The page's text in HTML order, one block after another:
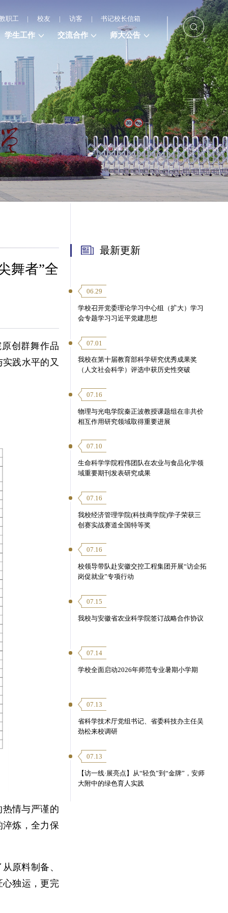
职工 | 校友 | 访客 | 书记校长信箱
学生工作 交流合作 师大公告
舞者”全
创群舞作品
践水平的又
情与严谨的
炼，全力保
原料制备、
独运，更完
最新更新
06.29
学校召开党委理论学习中心组（扩大）学习
会专题学习习近平党建思想
07.01
我校在第十届教育部科学研究优秀成果奖
（人文社会科学）评选中获历史性突破
07.16
物理与光电学院秦正波教授课题组在非共价
相互作用研究领域取得重要进展
07.10
生命科学学院程伟团队在农业与食品化学领
域重要期刊发表研究成果
07.16
我校经济管理学院(科技商学院)学子荣获三
创赛实战赛道全国特等奖
07.16
校领导带队赴安徽交控工程集团开展“访企拓
岗促就业”专项行动
07.15
我校与安徽省农业科学院签订战略合作协议
07.14
学校全面启动2026年师范专业暑期小学期
07.13
省科学技术厅党组书记、省委科技办主任吴
劲松来校调研
07.13
【访一线·展亮点】从“轻负”到“金牌”，安师
大附中的绿色育人实践